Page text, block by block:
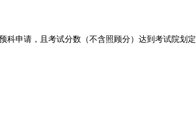
申请，且考试分数（不含照顾分）达到考试院划